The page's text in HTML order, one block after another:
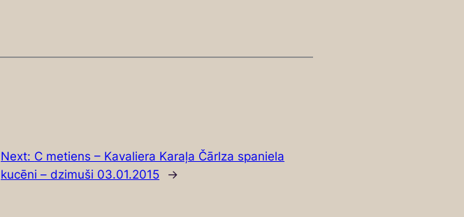
Next: C metiens – Kavaliera Karaļa Čārlza spaniela
kucēni – dzimuši 03.01.2015
→